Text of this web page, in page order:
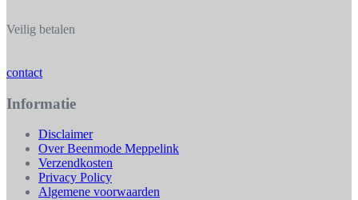
Veilig betalen
contact
Informatie
Disclaimer
Over Beenmode Meppelink
Verzendkosten
Privacy Policy
Algemene voorwaarden